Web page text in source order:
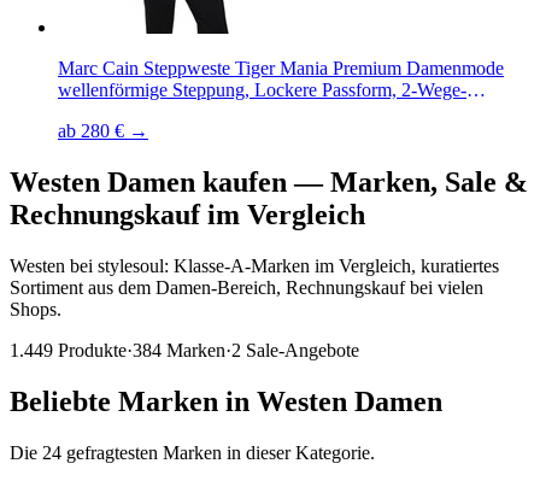
Marc Cain Steppweste Tiger Mania Premium Damenmode
wellenförmige Steppung, Lockere Passform, 2-Wege-
ab 280 € →
Westen Damen kaufen —Marken, Sale &
Rechnungskauf im Vergleich
Westen bei stylesoul: Klasse-A-Marken im Vergleich, kuratiertes
Sortiment aus dem Damen-Bereich, Rechnungskauf bei vielen
Shops.
1.449 Produkte·384 Marken·2 Sale-Angebote
Beliebte Marken in Westen Damen
Die 24 gefragtesten Marken in dieser Kategorie.